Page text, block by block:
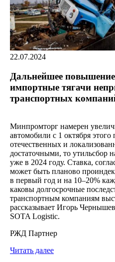
22.07.2024
Дальнейшее
импортные тягачи
транспортных
Минпромторг намерен
автомобили c 1 октября
отечественных и
достаточными, то утильсбор
уже в 2024 году. Ставка,
может быть планово
в первый год и на 10–20%
каковы долгосрочные
транспортным компаниям
рассказывает Игорь
SOTA Logistic.
РЖД Партнер
Читать далее